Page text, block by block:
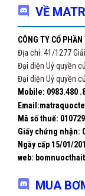
VỀ
CÔNG TY CỔ
Địa chỉ: 41/1277
Đại diện Uỷ quyền
Đại diện Uỷ quyền
Mobile: 0983.480
Mã số thuế:
Giấy chứng nhận:
Ngày cấp 15/01/
web:
MUA